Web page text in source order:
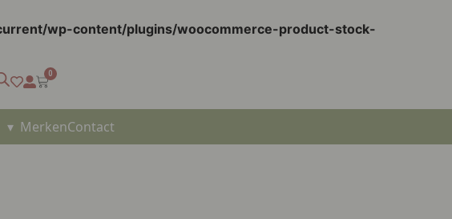
wp-content/plugins/woocommerce-product-stock-
0
▾ MerkenContact